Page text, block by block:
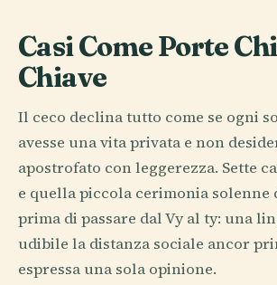
Casi Come Porte
Chiave
Il ceco declina tutto come se ogni
avesse una vita privata e non
apostrofato con leggerezza. Sette
e quella piccola cerimonia solenne
prima di passare dal Vy al ty: una
udibile la distanza sociale ancor
espressa una sola opinione.